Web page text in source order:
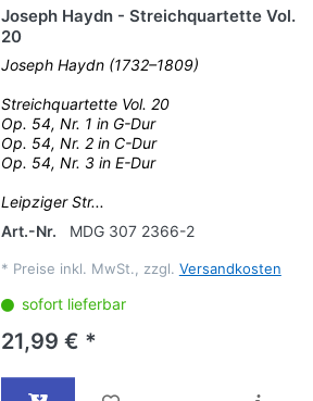
Joseph Haydn - Streichquartette Vol.
20
Joseph Haydn (1732–1809)
Streichquartette Vol. 20
Op. 54, Nr. 1 in G-Dur
Op. 54, Nr. 2 in C-Dur
Op. 54, Nr. 3 in E-Dur
Leipziger Str...
Art.-Nr.
MDG 307 2366-2
* Preise inkl. MwSt., zzgl. Versandkosten
sofort lieferbar
21,99 € *